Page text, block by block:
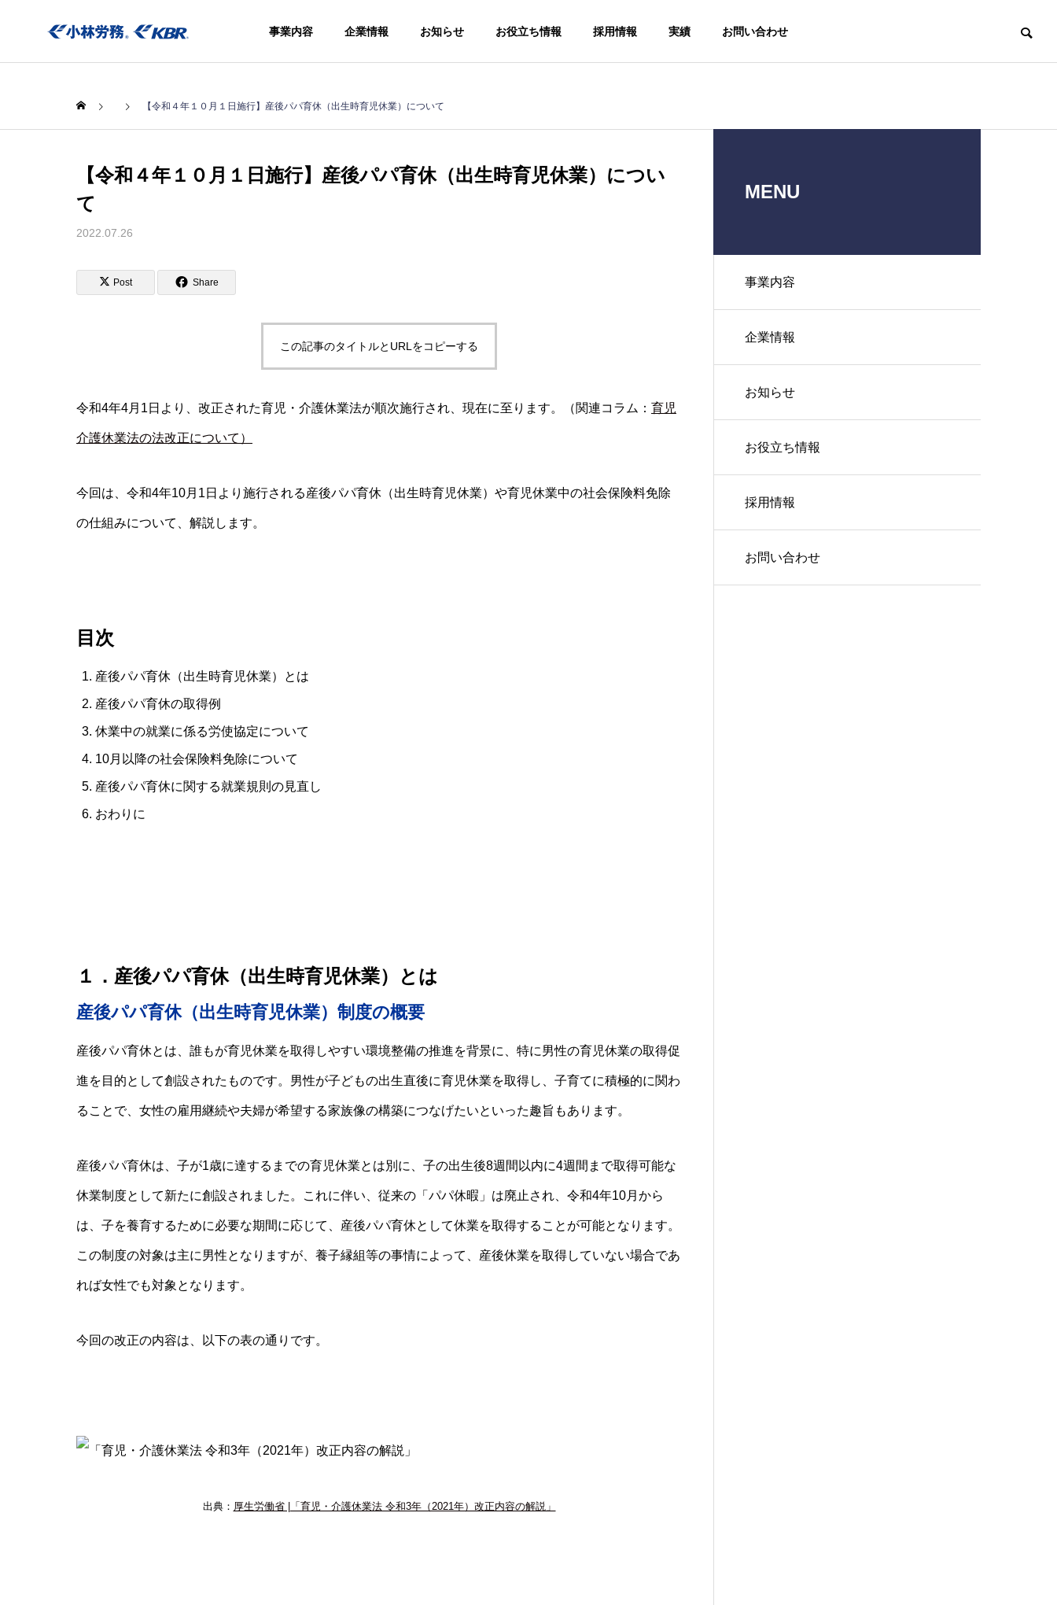
事業内容 企業情報 お知らせ お役立ち情報 採用情報 実績 お問い合わせ
事業内容
procedure
Payroll
Labor
Association
e-asy電子申
【令和４年１０月１日施行】産後パパ育休（出生時育児休業）について
【令和４年１０月１日施行】産後パパ育休（出生時育児休業）につい
て
2022.07.26
Post Share
この記事のタイトルとURLをコピーする
令和4年4月1日より、改正された育児・介護休業法が順次施行され、現在に至ります。（関連コラム： 育児
介護休業法の法改正について）
今回は、令和4年10月1日より施行される産後パパ育休（出生時育児休業）や育児休業中の社会保険料免除
の仕組みについて、解説します。
目次
産後パパ育休（出生時育児休業）とは
産後パパ育休の取得例
休業中の就業に係る労使協定について
10月以降の社会保険料免除について
産後パパ育休に関する就業規則の見直し
おわりに
１．産後パパ育休（出生時育児休業）とは
産後パパ育休（出生時育児休業）制度の概要
産後パパ育休とは、誰もが育児休業を取得しやすい環境整備の推進を背景に、特に男性の育児休業の取得促
進を目的として創設されたものです。男性が子どもの出生直後に育児休業を取得し、子育てに積極的に関わ
ることで、女性の雇用継続や夫婦が希望する家族像の構築につなげたいといった趣旨もあります。
産後パパ育休は、子が1歳に達するまでの育児休業とは別に、子の出生後8週間以内に4週間まで取得可能な
休業制度として新たに創設されました。これに伴い、従来の「パパ休暇」は廃止され、令和4年10月から
は、子を養育するために必要な期間に応じて、産後パパ育休として休業を取得することが可能となります。
この制度の対象は主に男性となりますが、養子縁組等の事情によって、産後休業を取得していない場合であ
れば女性でも対象となります。
今回の改正の内容は、以下の表の通りです。
出典： 厚生労働省 |「育児・介護休業法 令和3年（2021年）改正内容の解説」
MENU
事業内容
企業情報
お知らせ
お役立ち情報
採用情報
お問い合わせ